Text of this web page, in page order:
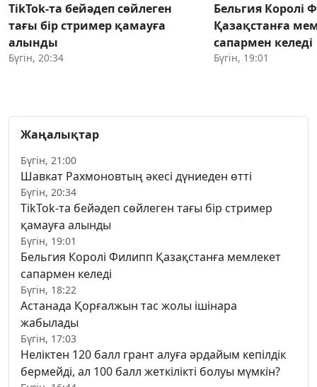
TikTok-та бейәдеп сөйлеген
тағы бір стример қамауға
алынды
Бүгін, 20:34
Бельгия Королі
Қазақстанға
сапармен келеді
Бүгін, 19:01
Жаңалықтар
Бүгін, 21:00
Шавкат Рахмоновтың әкесі дүниеден өтті
Бүгін, 20:34
TikTok-та бейәдеп сөйлеген тағы бір стример
қамауға алынды
Бүгін, 19:01
Бельгия Королі Филипп Қазақстанға мемлекет
сапармен келеді
Бүгін, 18:22
Астанада Қорғалжын тас жолы ішінара
жабылады
Бүгін, 17:03
Неліктен 120 балл грант алуға әрдайым кепілдік
бермейді, ал 100 балл жеткілікті болуы мүмкін?